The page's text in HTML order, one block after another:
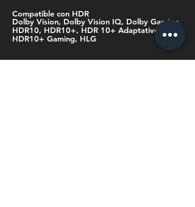
Compatible con HDR
Dolby Vision, Dolby Vision IQ, Dolby Gaming,
HDR10, HDR10+, HDR 10+ Adaptativo,
HDR10+ Gaming, HLG